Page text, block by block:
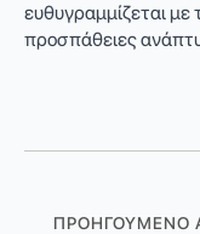
ευθυγραμμίζεται με
προσπάθειες
ΠΡΟΗΓΟΎΜΕΝΟ